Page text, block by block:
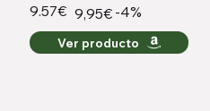
9.57€ 9,95€ -4%
Ver producto